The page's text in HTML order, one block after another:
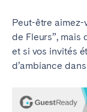
Peut-être aimez-
de Fleurs”, mais
et si vos invités
d’ambiance